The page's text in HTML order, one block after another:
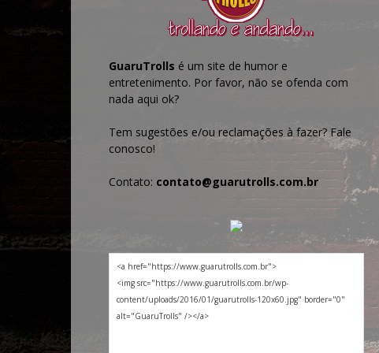
GuaruTrolls é um site de humor e
entretenimento. Por favor, não se ofenda com
nada aqui ok?
Tem sugestões e/ou reclamações à fazer? Fale
conosco!
Contato: contato@guarutrolls.com.br